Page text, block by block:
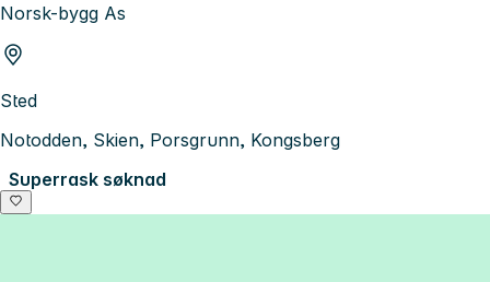
Norsk-bygg As
Sted
Notodden, Skien, Porsgrunn, Kongsberg
Superrask søknad